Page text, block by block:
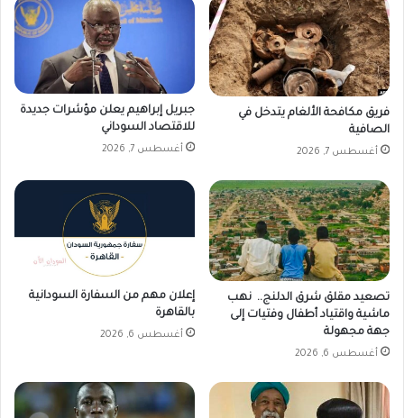
فريق مكافحة الألغام يتدخل في
الصافية
أغسطس 7, 2026
جبريل إبراهيم يعلن مؤشرات جديدة
للاقتصاد السوداني
أغسطس 7, 2026
تصعيد مقلق شرق الدلنج.. نهب
ماشية واقتياد أطفال وفتيات إلى
جهة مجهولة
أغسطس 6, 2026
إعلان مهم من السفارة السودانية
بالقاهرة
أغسطس 6, 2026